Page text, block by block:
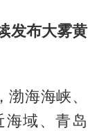
发布大雾黄
海海峡、
域、青岛